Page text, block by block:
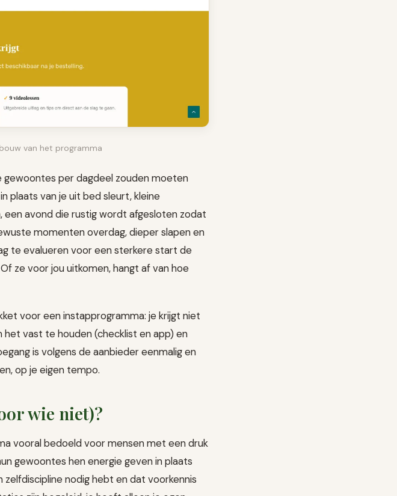
van het programma
per dagdeel zouden moeten
plaats van je uit bed sleurt, kleine
avond die rustig wordt afgesloten zodat
momenten overdag, dieper slapen en
te evalueren voor een sterkere start de
ze voor jou uitkomen, hangt af van hoe
voor een instapprogramma: je krijgt niet
het vast te houden (checklist en app) en
is volgens de aanbieder eenmalig en
op je eigen tempo.
wie niet)?
vooral bedoeld voor mensen met een druk
gewoontes hen energie geven in plaats
nodig hebt en dat voorkennis